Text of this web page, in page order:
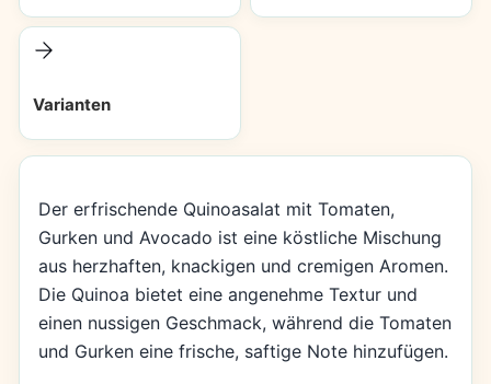
Varianten
Der erfrischende Quinoasalat mit Tomaten,
Gurken und Avocado ist eine köstliche Mischung
aus herzhaften, knackigen und cremigen Aromen.
Die Quinoa bietet eine angenehme Textur und
einen nussigen Geschmack, während die Tomaten
und Gurken eine frische, saftige Note hinzufügen.